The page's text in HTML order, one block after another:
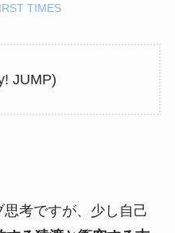
TIMES
JUMP)
考ですが、少し自己